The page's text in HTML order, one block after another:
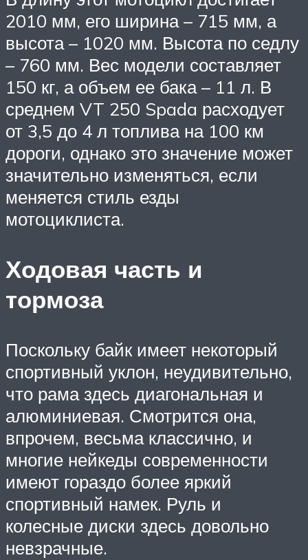
2010 мм, его ширина – 715 мм, а
высота – 1020 мм. Высота по седлу
– 760 мм. Вес модели составляет
150 кг, а объем ее бака – 11 л. В
среднем VT 250 Spada расходует
от 3,5 до 4 л топлива на 100 км
дороги, однако это значение может
значительно изменяться, если
меняется стиль езды
мотоциклиста.
Ходовая часть и
тормоза
Поскольку байк имеет некоторый
спортивный уклон, неудивительно,
что рама здесь диагональная и
алюминиевая. Смотрится она,
впрочем, весьма классично, и
многие нейкеды современности
имеют гораздо более яркий
спортивный намек. Руль и
колесные диски здесь довольно
невзрачные.